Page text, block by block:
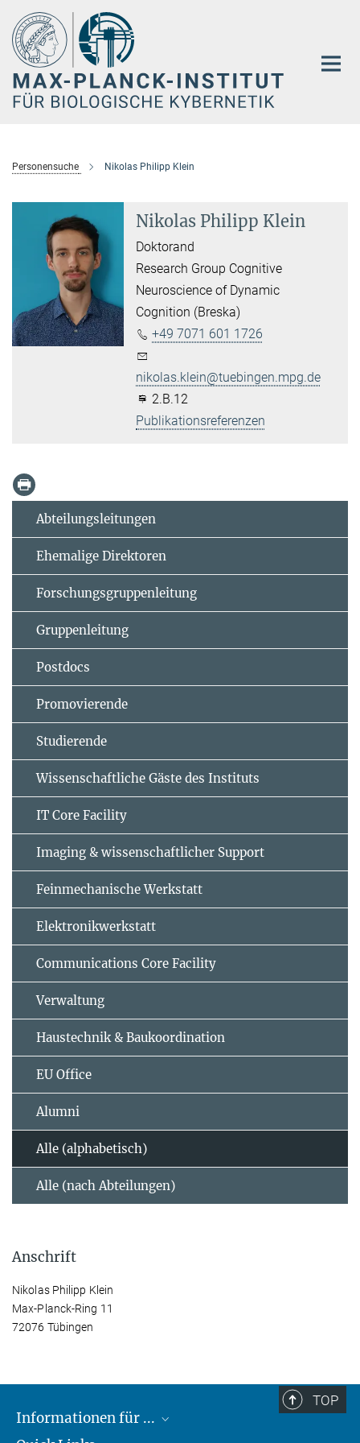
Hauptinhalt
Personensuche Nikolas Philipp Klein
Nikolas Philipp Klein
Doktorand
Research Group Cognitive
Neuroscience of Dynamic
Cognition (Breska)
+49 7071 601 1726
nikolas.klein@tuebingen.mpg.de
2.B.12
Publikationsreferenzen
Abteilungsleitungen
Ehemalige Direktoren
Forschungsgruppenleitung
Gruppenleitung
Postdocs
Promovierende
Studierende
Wissenschaftliche Gäste des Instituts
IT Core Facility
Imaging & wissenschaftlicher Support
Feinmechanische Werkstatt
Elektronikwerkstatt
Communications Core Facility
Verwaltung
Haustechnik & Baukoordination
EU Office
Alumni
Alle (alphabetisch)
Alle (nach Abteilungen)
Anschrift
Nikolas Philipp Klein
Max-Planck-Ring 11
72076 Tübingen
TOP
Informationen für ...